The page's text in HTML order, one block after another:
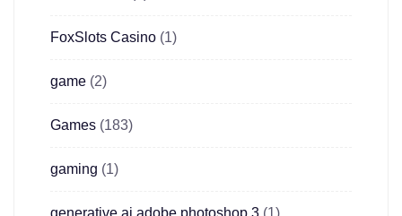
FoxSlots Casino (1)
game (2)
Games (183)
gaming (1)